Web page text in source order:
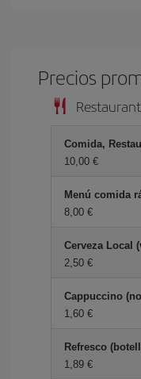
Precios
Comida,
10,00 €
Menú comida
8,00 €
Cerveza Local
2,50 €
Cappuccino
1,60 €
Refresco
1,89 €